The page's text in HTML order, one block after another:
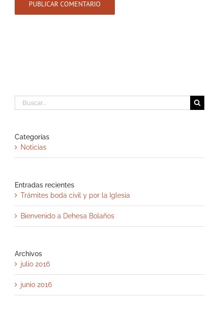
Buscar:
Categorías
Noticias
Entradas recientes
Trámites boda civil y por la Iglesia
Bienvenido a Dehesa Bolaños
Archivos
julio 2016
junio 2016